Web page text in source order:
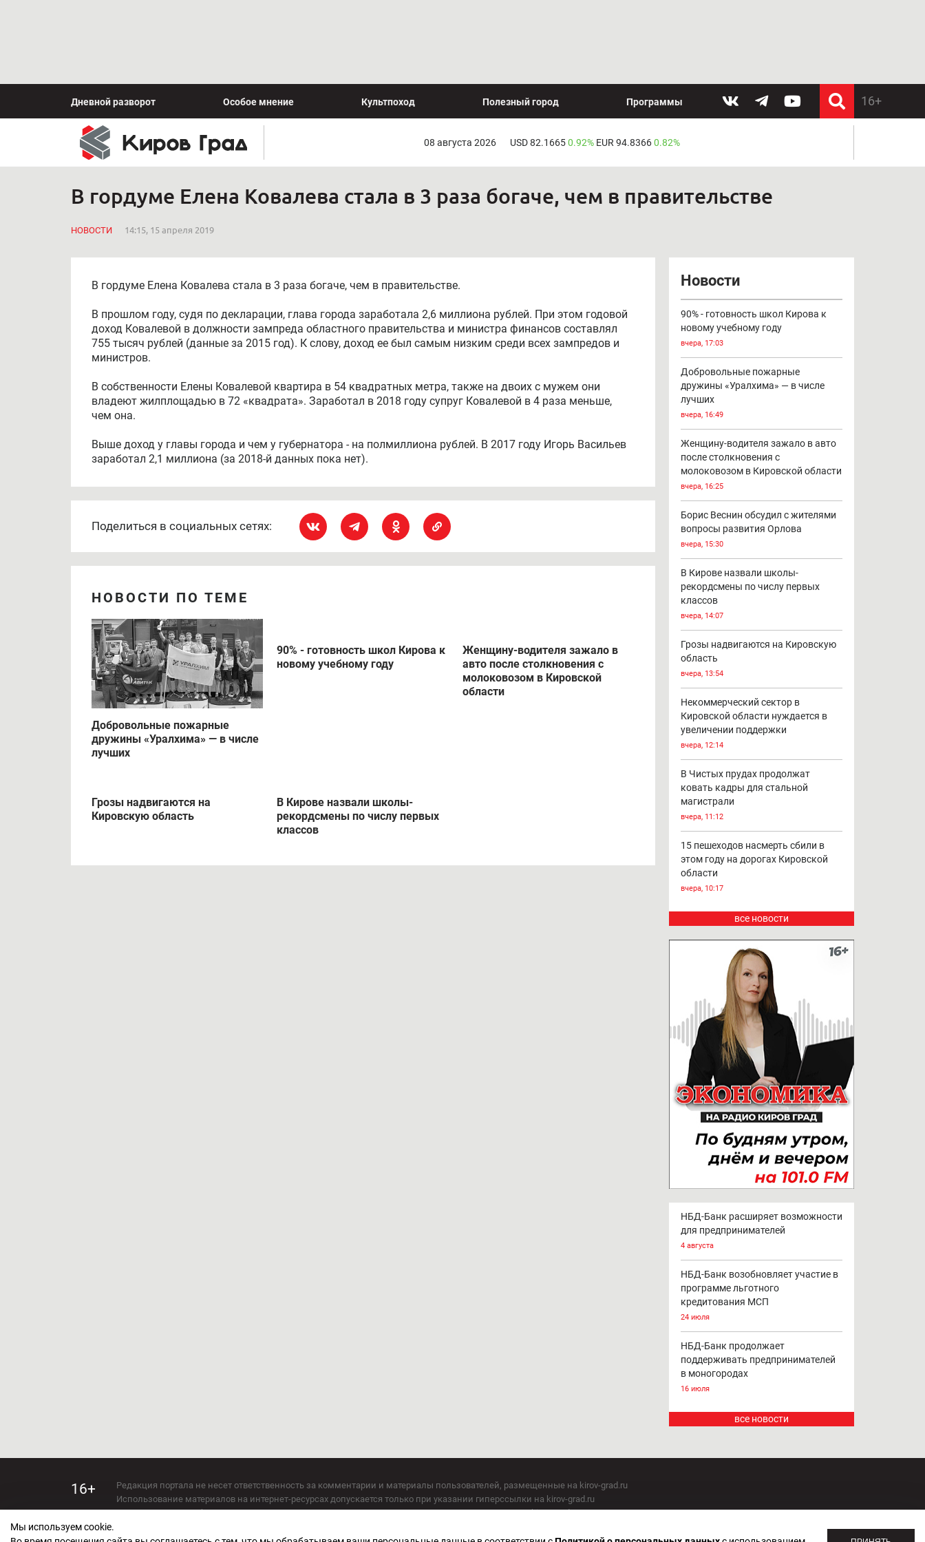
Дневной разворот Особое мнение Культпоход Полезный город Программы
08 августа 2026 USD 82.16650.92% EUR 94.83660.82%
В гордуме Елена Ковалева стала в 3 раза богаче, чем в правительстве
НОВОСТИ 14:15, 15 апреля 2019
В гордуме Елена Ковалева стала в 3 раза богаче, чем в правительстве.
В прошлом году, судя по декларации, глава города заработала 2,6 миллиона рублей. При этом годовой
доход Ковалевой в должности зампреда областного правительства и министра финансов составлял
755 тысяч рублей (данные за 2015 год). К слову, доход ее был самым низким среди всех зампредов и
министров.
В собственности Елены Ковалевой квартира в 54 квадратных метра, также на двоих с мужем они
владеют жилплощадью в 72 «квадрата». Заработал в 2018 году супруг Ковалевой в 4 раза меньше,
чем она.
Выше доход у главы города и чем у губернатора - на полмиллиона рублей. В 2017 году Игорь Васильев
заработал 2,1 миллиона (за 2018-й данных пока нет).
Поделиться в социальных сетях:
НОВОСТИ ПО ТЕМЕ
Добровольные пожарные
дружины «Уралхима» — в числе
лучших
90% - готовность школ Кирова к
новому учебному году
Женщину-водителя зажало в
авто после столкновения с
молоковозом в Кировской
области
Грозы надвигаются на
Кировскую область
В Кирове назвали школы-
рекордсмены по числу первых
классов
Новости
90% - готовность школ Кирова к
новому учебному году
вчера, 17:03
Добровольные пожарные
дружины «Уралхима» — в числе
лучших
вчера, 16:49
Женщину-водителя зажало в авто
после столкновения с
молоковозом в Кировской области
вчера, 16:25
Борис Веснин обсудил с жителями
вопросы развития Орлова
вчера, 15:30
В Кирове назвали школы-
рекордсмены по числу первых
классов
вчера, 14:07
Грозы надвигаются на Кировскую
область
вчера, 13:54
Некоммерческий сектор в
Кировской области нуждается в
увеличении поддержки
вчера, 12:14
В Чистых прудах продолжат
ковать кадры для стальной
магистрали
вчера, 11:12
15 пешеходов насмерть сбили в
этом году на дорогах Кировской
области
вчера, 10:17
все новости
НБД-Банк расширяет возможности
для предпринимателей
4 августа
НБД-Банк возобновляет участие в
программе льготного
кредитования МСП
24 июля
НБД-Банк продолжает
поддерживать предпринимателей
в моногородах
16 июля
все новости
16+
Редакция портала не несет ответственность за комментарии и материалы пользователей, размещенные на kirov-grad.ru
Использование материалов на интернет-ресурсах допускается только при указании гиперссылки на kirov-grad.ru
Использование любых материалов настоящего СМИ допускается только при указании на ресурс: kirov-grad.ru
Мы используем cookie.